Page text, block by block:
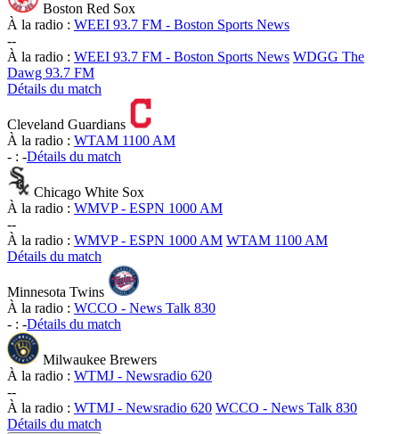
Boston Red Sox
À la radio : WEEI 93.7 FM - Boston Sports News
--
À la radio : WEEI 93.7 FM - Boston Sports News WDGG The
Dawg 93.7 FM
Détails du match
Cleveland Guardians
À la radio : WTAM 1100 AM
- : -Détails du match
Chicago White Sox
À la radio : WMVP - ESPN 1000 AM
--
À la radio : WMVP - ESPN 1000 AM WTAM 1100 AM
Détails du match
Minnesota Twins
À la radio : WCCO - News Talk 830
- : -Détails du match
Milwaukee Brewers
À la radio : WTMJ - Newsradio 620
--
À la radio : WTMJ - Newsradio 620 WCCO - News Talk 830
Détails du match